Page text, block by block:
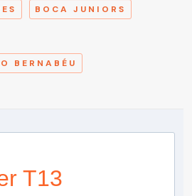
BOCA JUNIORS
BERNABÉU
T13